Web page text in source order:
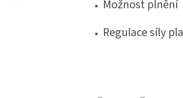
Možnost plnění
Regulace síly